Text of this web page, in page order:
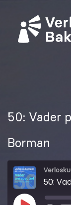
50: Vader
Borman
50: